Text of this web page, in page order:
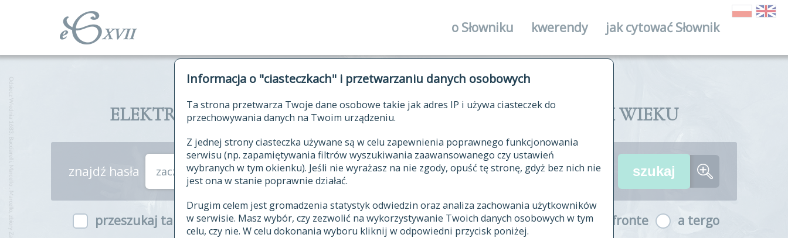
Informacja o "ciasteczkach" i przetwarzaniu danych osobowych
Ta strona przetwarza Twoje dane osobowe takie jak adres IP i używa ciasteczek do
przechowywania danych na Twoim urządzeniu.
Z jednej strony ciasteczka używane są w celu zapewnienia poprawnego funkcjonowania
serwisu (np. zapamiętywania filtrów wyszukiwania zaawansowanego czy ustawień
wybranych w tym okienku). Jeśli nie wyrażasz na nie zgody, opuść tę stronę, gdyż bez nich nie
jest ona w stanie poprawnie działać.
Drugim celem jest gromadzenia statystyk odwiedzin oraz analiza zachowania użytkowników
w serwisie. Masz wybór, czy zezwolić na wykorzystywanie Twoich danych osobowych w tym
celu, czy nie. W celu dokonania wyboru kliknij w odpowiedni przycisk poniżej.
o Słowniku
historia
publikacje
autorzy tekstów źródłowych
zasady opracowania
najnowsze hasła
ostatnio zmodyfikowane
kwerendy jak cytować Słownik
ELEKTRONICZNY SŁOWNIK JĘZYKA POLSKIEGO XVII I XVIII WIEKU
znajdź hasła zaczynające się od
przeszukaj także hasła w indeksie a fronte a tergo